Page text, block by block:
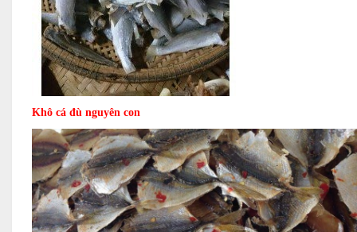
Khô cá đù nguyên con